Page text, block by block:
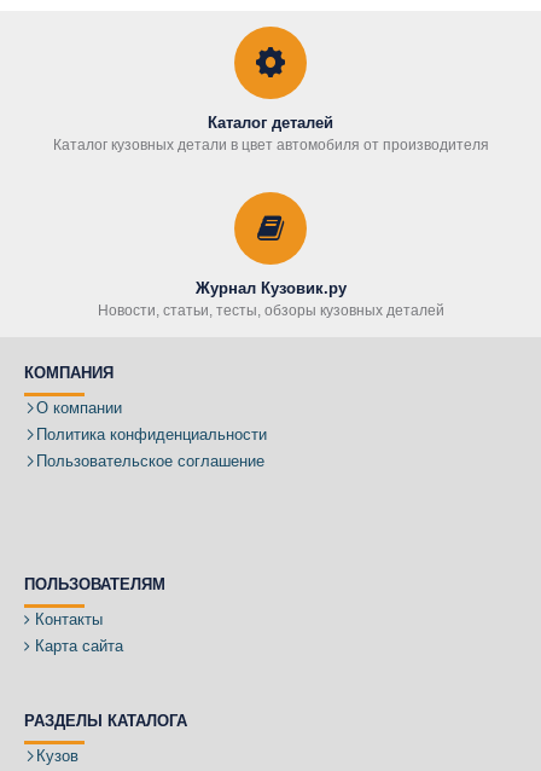
Каталог деталей
Каталог кузовных детали в цвет автомобиля от производителя
Журнал Кузовик.ру
Новости, статьи, тесты, обзоры кузовных деталей
КОМПАНИЯ
О компании
Политика конфиденциальности
Пользовательское соглашение
ПОЛЬЗОВАТЕЛЯМ
Контакты
Карта сайта
РАЗДЕЛЫ КАТАЛОГА
Кузов